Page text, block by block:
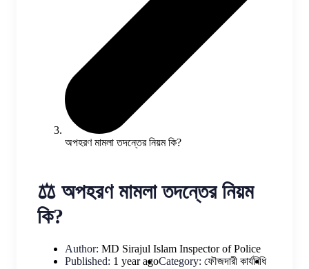
অপহরণ মামলা তদন্তের নিয়ম কি?
⚖️ অপহরণ মামলা তদন্তের নিয়ম
কি?
Author: MD Sirajul Islam Inspector of Police
Published: 1 year agoCategory: ফৌজদারী কার্যবিধি